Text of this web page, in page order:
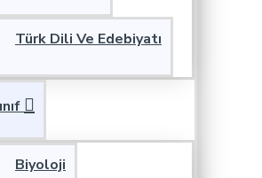
Türk Dili Ve Edebiyatı
Biyoloji